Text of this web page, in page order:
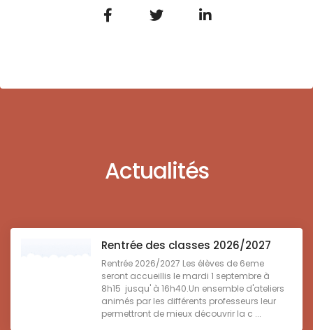
Actualités
Rentrée des classes 2026/2027
Rentrée 2026/2027 Les élèves de 6eme
seront accueillis le mardi 1 septembre à
8h15 jusqu' à 16h40.Un ensemble d'ateliers
animés par les différents professeurs leur
permettront de mieux découvrir la c ...